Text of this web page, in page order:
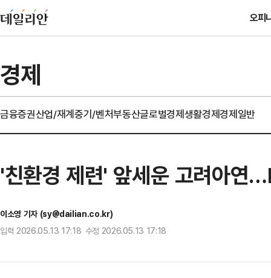
오피
경제
금융증권산업/재계중기/벤처부동산글로벌경제생활경제경제일반
'친환경 제련' 앞세운 고려아연
이소영 기자 (sy@dailian.co.kr)
입력 2026.05.13 17:18 수정 2026.05.13 17:18